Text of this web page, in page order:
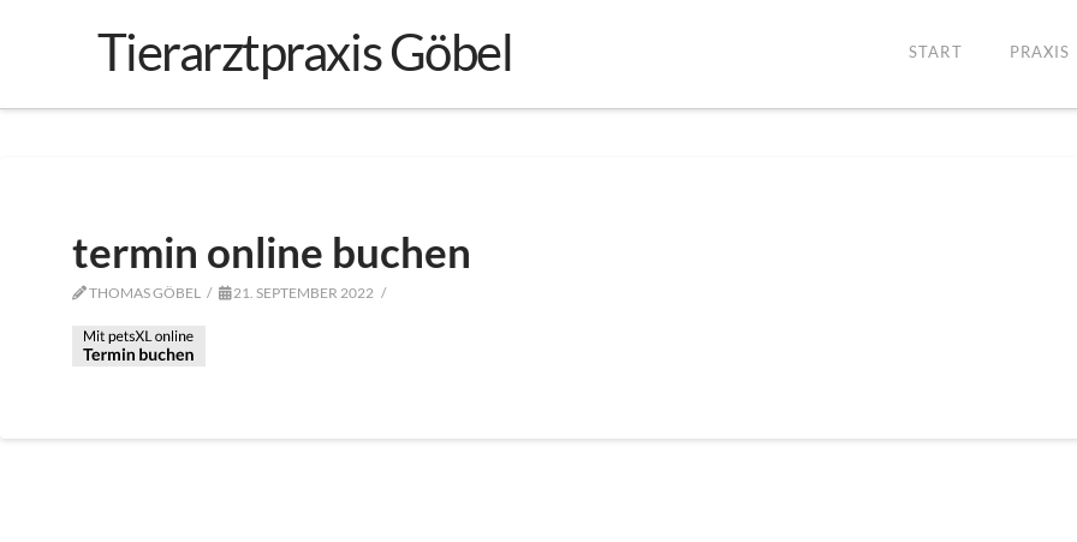
Tierarztpraxis Göbel START PRAXIS
termin online buchen
THOMAS GÖBEL 21. SEPTEMBER 2022